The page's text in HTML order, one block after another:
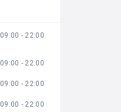
09:00 - 22:00
09:00 - 22:00
09:00 - 22:00
09:00 - 22:00